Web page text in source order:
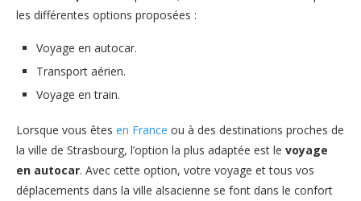
les différentes options proposées :
Voyage en autocar.
Transport aérien.
Voyage en train.
Lorsque vous êtes en France ou à des destinations proches de
la ville de Strasbourg, l’option la plus adaptée est le voyage
en autocar. Avec cette option, votre voyage et tous vos
déplacements dans la ville alsacienne se font dans le confort